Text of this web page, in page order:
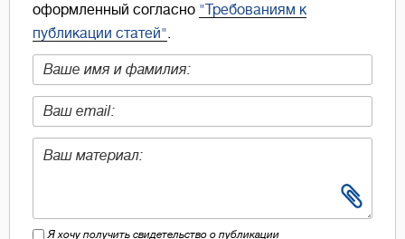
оформленный согласно "Требованиям к
публикации статей"
Я хочу получить свидетельство о публикации